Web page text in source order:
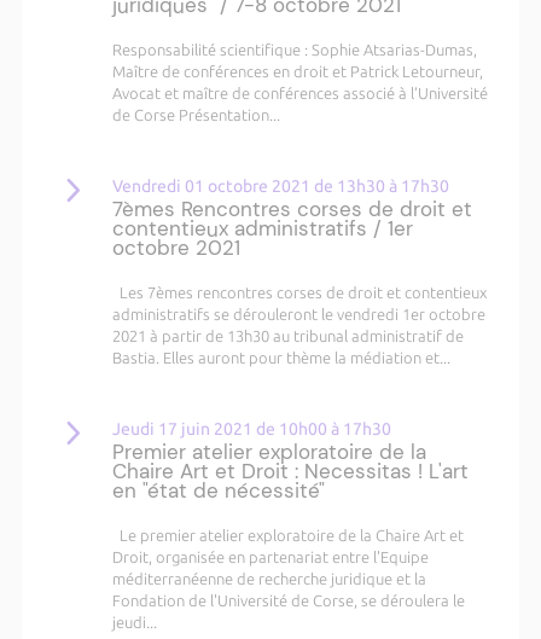
Responsabilité scientifique : Sophie Atsarias-Dumas,
Maître de conférences en droit et Patrick Letourneur,
Avocat et maître de conférences associé à l’Université
de Corse Présentation...
Vendredi 01 octobre 2021 de 13h30 à 17h30
7èmes Rencontres corses de droit et
contentieux administratifs / 1er
octobre 2021
Les 7èmes rencontres corses de droit et contentieux
administratifs se dérouleront le vendredi 1er octobre
2021 à partir de 13h30 au tribunal administratif de
Bastia. Elles auront pour thème la médiation et...
Jeudi 17 juin 2021 de 10h00 à 17h30
Premier atelier exploratoire de la
Chaire Art et Droit : Necessitas ! L'art
en "état de nécessité"
Le premier atelier exploratoire de la Chaire Art et
Droit, organisée en partenariat entre l'Equipe
méditerranéenne de recherche juridique et la
Fondation de l'Université de Corse, se déroulera le
jeudi...